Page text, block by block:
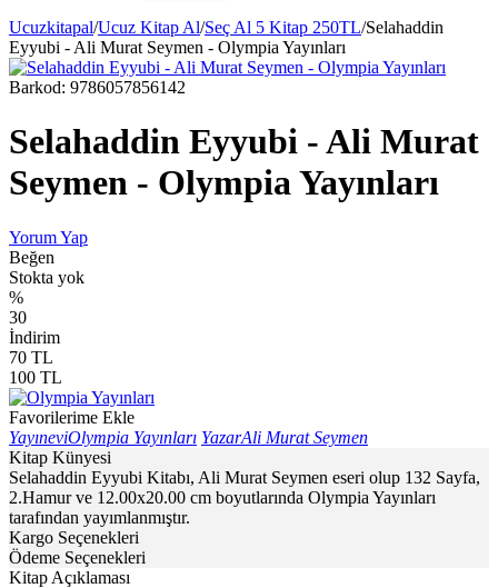
Ucuzkitapal/Ucuz Kitap Al/Seç Al 5 Kitap 250TL/Selahaddin
Eyyubi - Ali Murat Seymen - Olympia Yayınları
Barkod: 9786057856142
Selahaddin Eyyubi - Ali Murat
Seymen - Olympia Yayınları
Yorum Yap
Beğen
Stokta yok
%
30
İndirim
70 TL
100 TL
Favorilerime Ekle
YayıneviOlympia Yayınları YazarAli Murat Seymen
Kitap Künyesi
Selahaddin Eyyubi Kitabı, Ali Murat Seymen eseri olup 132 Sayfa,
2.Hamur ve 12.00x20.00 cm boyutlarında Olympia Yayınları
tarafından yayımlanmıştır.
Kargo Seçenekleri
Ödeme Seçenekleri
Kitap Açıklaması